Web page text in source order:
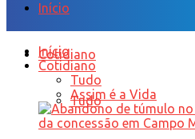
Início
Cotidiano
Tudo
Início
Cotidiano
Tudo
Assim é a Vida